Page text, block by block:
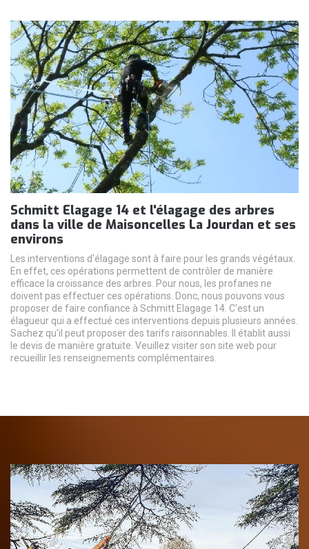
Schmitt Elagage 14 et l'élagage des arbres
dans la ville de Maisoncelles La Jourdan et ses
environs
Les interventions d'élagage sont à faire pour les grands végétaux.
En effet, ces opérations permettent de contrôler de manière
efficace la croissance des arbres. Pour nous, les profanes ne
doivent pas effectuer ces opérations. Donc, nous pouvons vous
proposer de faire confiance à Schmitt Elagage 14. C'est un
élagueur qui a effectué ces interventions depuis plusieurs années.
Sachez qu'il peut proposer des tarifs raisonnables. Il établit aussi
le devis de manière gratuite. Veuillez visiter son site web pour
recueillir les renseignements complémentaires.